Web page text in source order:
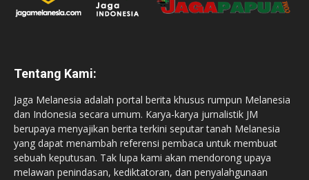
Tentang Kami:
Jaga Melanesia adalah portal berita khusus rumpun Melanesia
dan Indonesia secara umum. Karya-karya jurnalistik JM
berupaya menyajikan berita terkini seputar tanah Melanesia
yang dapat menambah referensi pembaca untuk membuat
sebuah keputusan. Tak lupa kami akan mendorong upaya
melawan penindasan, kediktatoran, dan penyalahgunaan